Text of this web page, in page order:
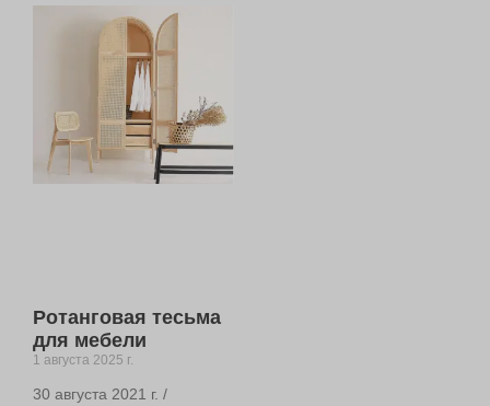
Ротанговая тесьма
для мебели
1 августа 2025 г.
30 августа 2021 г. /